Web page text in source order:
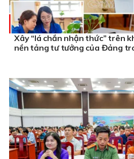
Xây “lá chắn nhận thức” trên
nền tảng tư tưởng của Đảng